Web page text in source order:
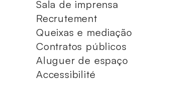
Sala de imprensa
Recrutement
Queixas e mediação
Contratos públicos
Aluguer de espaço
Accessibilité